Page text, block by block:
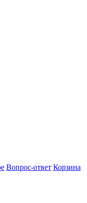
Вопрос-ответ Корзина